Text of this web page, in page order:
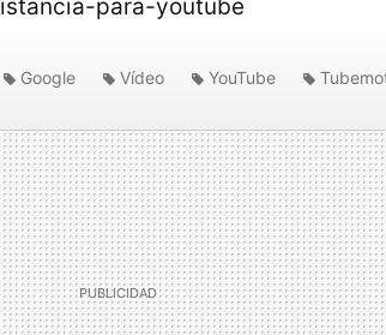
para-youtube
Google Vídeo YouTube